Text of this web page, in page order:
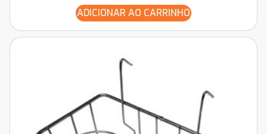
ADICIONAR AO CARRINHO